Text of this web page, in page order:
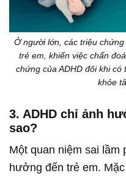
Ở người lớn, các triệu
trẻ em, khiến việc chẩn
chứng của ADHD đôi khi
khỏe
3. ADHD chỉ ảnh
sao?
Một quan niệm sai lầm
hưởng đến trẻ em.